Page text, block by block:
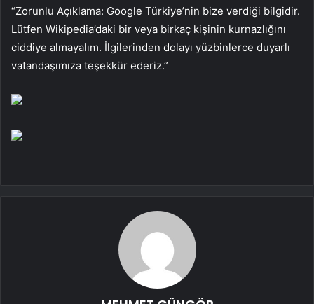
“Zorunlu Açıklama: Google Türkiye’nin bize verdiği bilgidir.
Lütfen Wikipedia’daki bir veya birkaç kişinin kurnazlığını
ciddiye almayalım. İlgilerinden dolayı yüzbinlerce duyarlı
vatandaşımıza teşekkür ederiz.”